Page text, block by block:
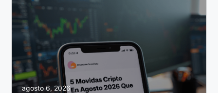
agosto 6, 2026